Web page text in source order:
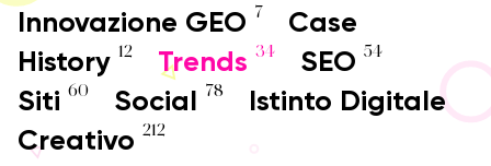
Innovazione GEO 7
Case
History 12 Trends 34 SEO 54
Siti 60 Social 78
Istinto Digitale
Creativo 212